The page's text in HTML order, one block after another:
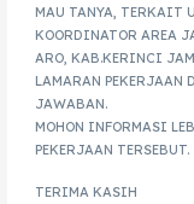
MAU TANYA, TERKAIT
KOORDINATOR AREA
ARO, KAB.KERINCI
LAMARAN PEKERJAAN
JAWABAN.
MOHON INFORMASI
PEKERJAAN TERSEBUT.
TERIMA KASIH